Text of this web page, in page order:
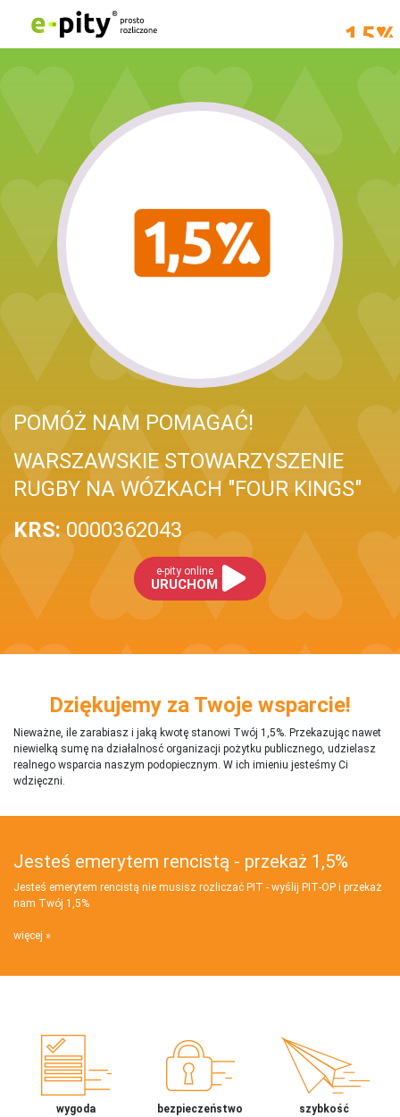
POMÓŻ NAM POMAGAĆ!
WARSZAWSKIE STOWARZYSZENIE
RUGBY NA WÓZKACH "FOUR KINGS"
KRS: 0000362043
e-pity online
URUCHOM
Dziękujemy za Twoje wsparcie!
Nieważne, ile zarabiasz i jaką kwotę stanowi Twój 1,5%. Przekazując nawet
niewielką sumę na działalnosć organizacji pożytku publicznego, udzielasz
realnego wsparcia naszym podopiecznym. W ich imieniu jesteśmy Ci
wdzięczni.
Jesteś emerytem rencistą - przekaż 1,5%
Jesteś emerytem rencistą nie musisz rozliczać PIT - wyślij PIT‑OP i przekaż
nam Twój 1,5%
więcej
wygoda
bezpieczeństwo
szybkość